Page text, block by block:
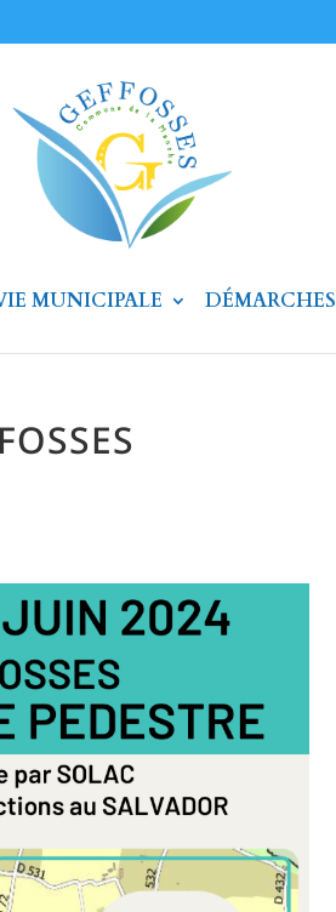
MUNICIPALE DÉMARCHES